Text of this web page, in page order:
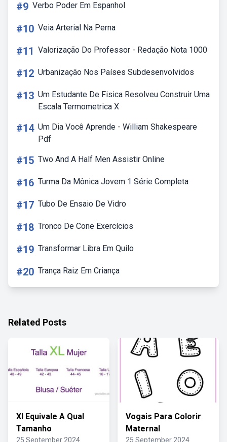
#9 Verbo Poder Em Espanhol
#10 Veia Arterial Na Perna
#11 Valorização Do Professor - Redação Nota 1000
#12 Urbanização Nos Países Subdesenvolvidos
#13 Um Estudante De Fisica Resolveu Construir Uma
Escala Termometrica X
#14 Um Dia Você Aprende - William Shakespeare
Pdf
#15 Two And A Half Men Assistir Online
#16 Turma Da Mônica Jovem 1 Série Completa
#17 Tubo De Ensaio De Vidro
#18 Tronco De Cone Exercícios
#19 Transformar Libra Em Quilo
#20 Trança Raiz Em Criança
Related Posts
Xl Equivale A Qual
Tamanho
25 September 2024
Vogais Para Colorir
Maternal
25 September 2024